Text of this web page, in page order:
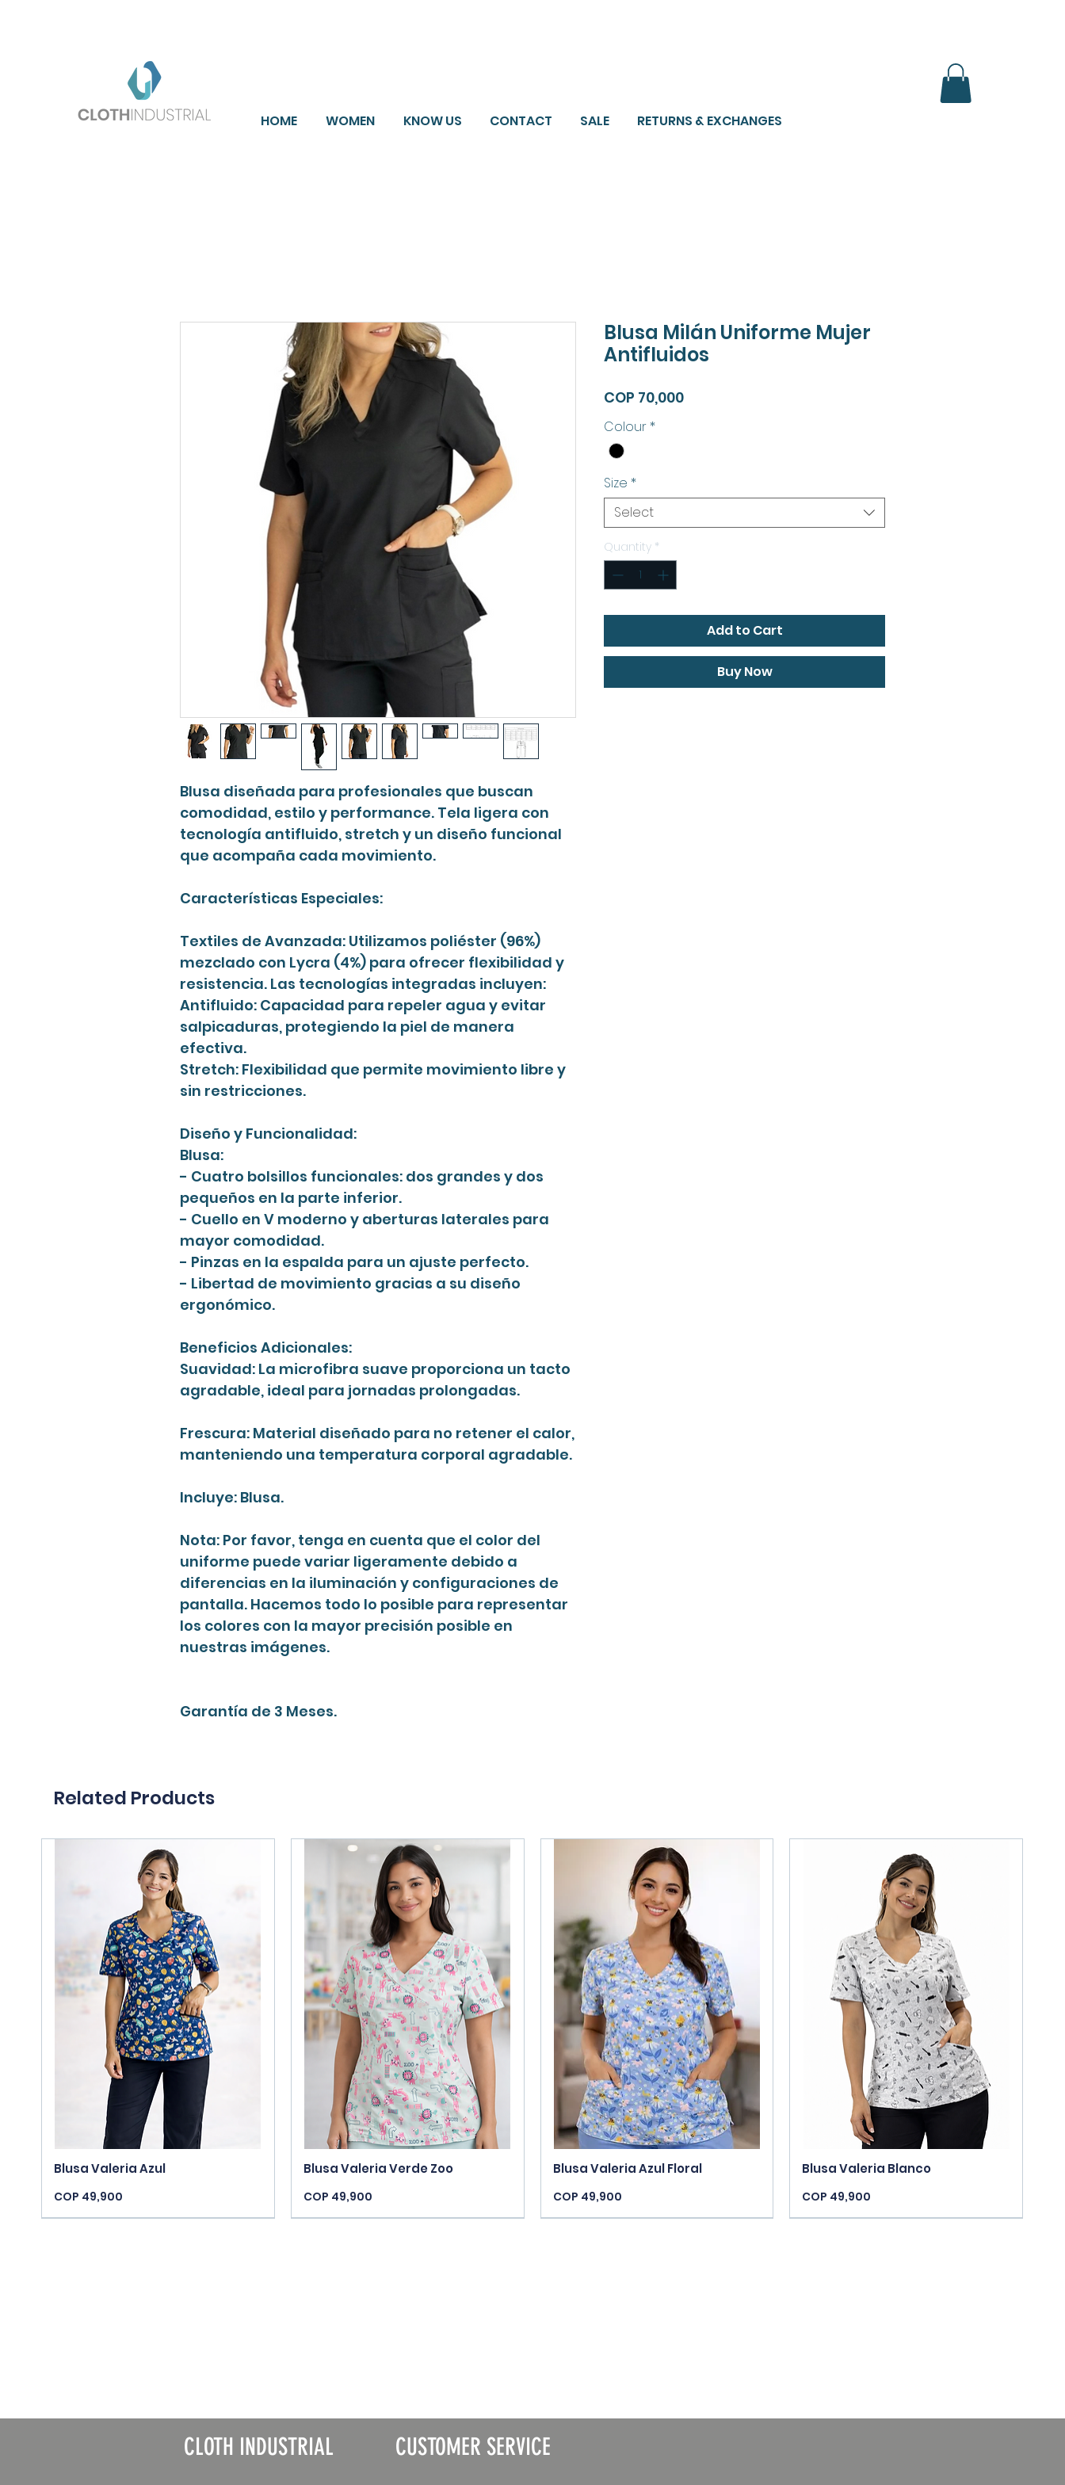
HOME WOMEN KNOW US CONTACT SALE RETURNS & EXCHANGES
Blusa diseñada para profesionales que buscan
comodidad, estilo y performance. Tela ligera con
tecnología antifluido, stretch y un diseño funcional
que acompaña cada movimiento.
Características Especiales:
Textiles de Avanzada: Utilizamos poliéster (96%)
mezclado con Lycra (4%) para ofrecer flexibilidad y
resistencia. Las tecnologías integradas incluyen:
Antifluido: Capacidad para repeler agua y evitar
salpicaduras, protegiendo la piel de manera
efectiva.
Stretch: Flexibilidad que permite movimiento libre y
sin restricciones.
Diseño y Funcionalidad:
Blusa:
- Cuatro bolsillos funcionales: dos grandes y dos
pequeños en la parte inferior.
- Cuello en V moderno y aberturas laterales para
mayor comodidad.
- Pinzas en la espalda para un ajuste perfecto.
- Libertad de movimiento gracias a su diseño
ergonómico.
Beneficios Adicionales:
Suavidad: La microfibra suave proporciona un tacto
agradable, ideal para jornadas prolongadas.
Frescura: Material diseñado para no retener el calor,
manteniendo una temperatura corporal agradable.
Incluye: Blusa.
Nota: Por favor, tenga en cuenta que el color del
uniforme puede variar ligeramente debido a
diferencias en la iluminación y configuraciones de
pantalla. Hacemos todo lo posible para representar
los colores con la mayor precisión posible en
nuestras imágenes.
Garantía de 3 Meses.
Blusa Milán Uniforme Mujer
Antifluidos
COP 70,000Price
Colour *
Size *
Select
Quantity *
Add to Cart
Buy Now
Related Products
Quick View
Blusa Valeria Azul
Price
COP 49,900
Quick View
Blusa Valeria Verde Zoo
Price
COP 49,900
Quick View
Blusa Valeria Azul Floral
Price
COP 49,900
Quick View
Blusa Valeria Blanco
Price
COP 49,900
CLOTH INDUSTRIAL CUSTOMER SERVICE